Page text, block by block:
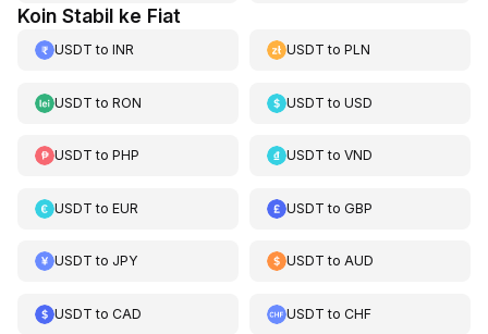
Koin Stabil ke Fiat
USDT to INR USDT toPLN
USDT to RON USDT toUSD
USDT to PHP USDT toVND
USDT to EUR USDT toGBP
USDT to JPY USDT toAUD
USDT to CAD USDT toCHF